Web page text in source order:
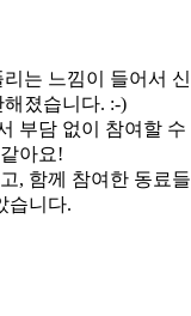
는 느낌이 들어서 신
졌습니다. :-)
부담 없이 참여할 수
아요!
, 함께 참여한 동료들
습니다.